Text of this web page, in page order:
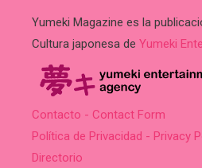
Yumeki Magazine es la
Cultura japonesa de Yumeki
Contacto - Contact Form
Política de Privacidad - Privacy
Directorio